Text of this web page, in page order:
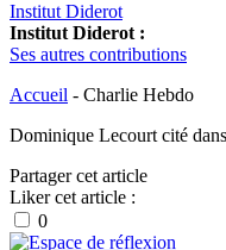
Institut Diderot
Institut Diderot :
Ses autres contributions
Accueil - Charlie Hebdo
Dominique Lecourt cité
Partager cet article
Liker cet article :
0